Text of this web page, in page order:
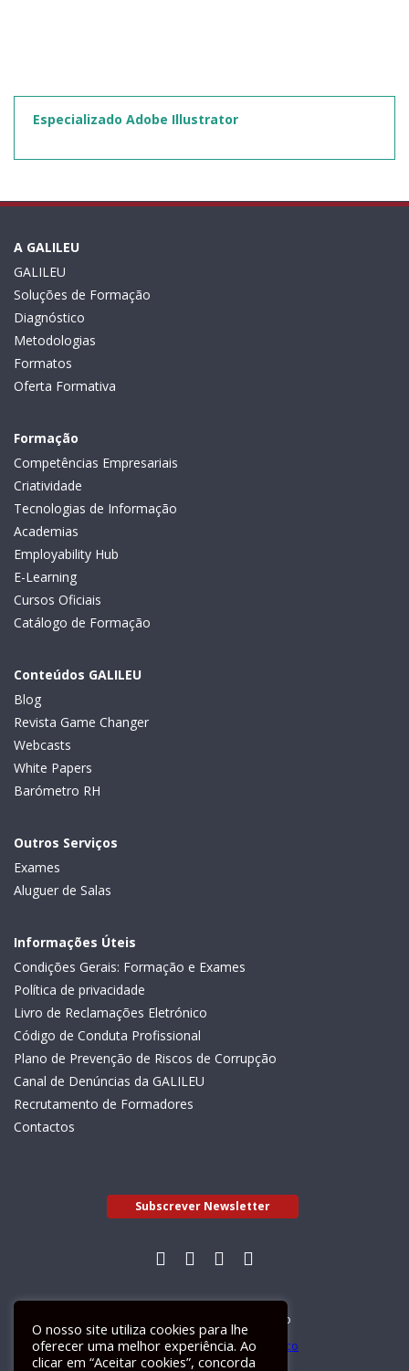
Especializado Adobe Illustrator
A GALILEU
GALILEU
Soluções de Formação
Diagnóstico
Metodologias
Formatos
Oferta Formativa
Formação
Competências Empresariais
Criatividade
Tecnologias de Informação
Academias
Employability Hub
E-Learning
Cursos Oficiais
Catálogo de Formação
Conteúdos GALILEU
Blog
Revista Game Changer
Webcasts
White Papers
Barómetro RH
Outros Serviços
Exames
Aluguer de Salas
Informações Úteis
Condições Gerais: Formação e Exames
Política de privacidade
Livro de Reclamações Eletrónico
Código de Conduta Profissional
Plano de Prevenção de Riscos de Corrupção
Canal de Denúncias da GALILEU
Recrutamento de Formadores
Contactos
Subscrever Newsletter
Livro de Reclamações Electrónico
O nosso site utiliza cookies para lhe
oferecer uma melhor experiência. Ao
clicar em “Aceitar cookies”, concorda